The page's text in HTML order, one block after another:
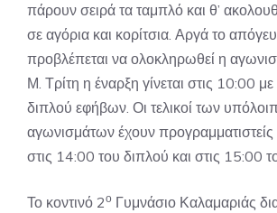
πάρουν σειρά τα ταμπλό και θ’
σε αγόρια και κορίτσια. Αργά το
προβλέπεται να ολοκληρωθεί η
Μ. Τρίτη η έναρξη γίνεται στις 10:00
διπλού εφήβων. Οι τελικοί των
αγωνισμάτων έχουν προγραμματιστείς
στις 14:00 του διπλού και στις 15:00
Το κοντινό 2ο Γυμνάσιο Καλαμαριάς